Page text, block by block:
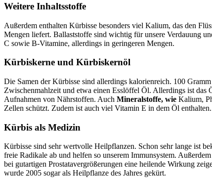
Weitere Inhaltsstoffe
Außerdem enthalten Kürbisse besonders viel Kalium, das den
Mengen liefert. Ballaststoffe sind wichtig für unsere Verdauung
C sowie B-Vitamine, allerdings in geringeren Mengen.
Kürbiskerne und Kürbiskernöl
Die Samen der Kürbisse sind allerdings kalorienreich. 100
Zwischenmahlzeit und etwa einen Esslöffel Öl. Allerdings ist das
Aufnahmen von Nährstoffen. Auch Mineralstoffe, wie Kalium,
Zellen schützt. Zudem ist auch viel Vitamin E in dem Öl enthalten.
Kürbis als Medizin
Kürbisse sind sehr wertvolle Heilpflanzen. Schon sehr lange ist
freie Radikale ab und helfen so unserem Immunsystem.
bei gutartigen Prostatavergrößerungen eine heilende Wirkung
wurde 2005 sogar als Heilpflanze des Jahres gekürt.